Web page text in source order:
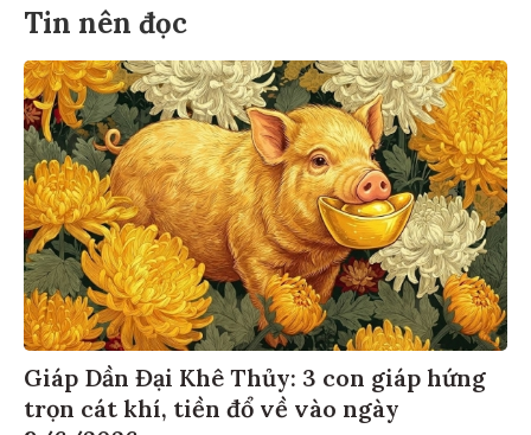
Tin nên đọc
Giáp Dần Đại Khê Thủy: 3 con giáp hứng
trọn cát khí, tiền đổ về vào ngày